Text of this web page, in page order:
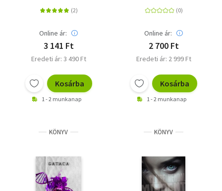
Online ár:
3 141 Ft
Eredeti ár: 3 490 Ft
Kosárba
1 - 2 munkanap
Online ár:
2 700 Ft
Eredeti ár: 2 999 Ft
Kosárba
1 - 2 munkanap
KÖNYV KÖNYV